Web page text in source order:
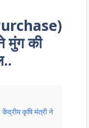
मुंग की
कृषि मंत्री ने